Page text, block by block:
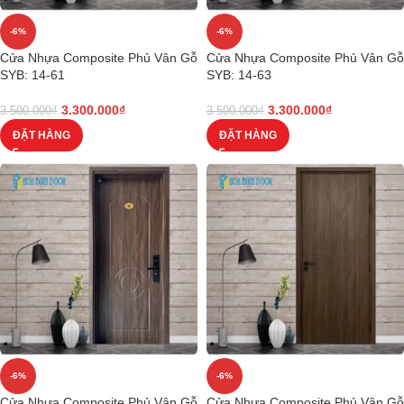
-6%
Cửa Nhựa Composite Phủ Vân Gỗ
SYB: 14-61
3.500.000₫ 3.300.000₫
ĐẶT HÀNG
-6%
Cửa Nhựa Composite Phủ Vân Gỗ
SYB: 14-63
3.500.000₫ 3.300.000₫
ĐẶT HÀNG
-6% -6%